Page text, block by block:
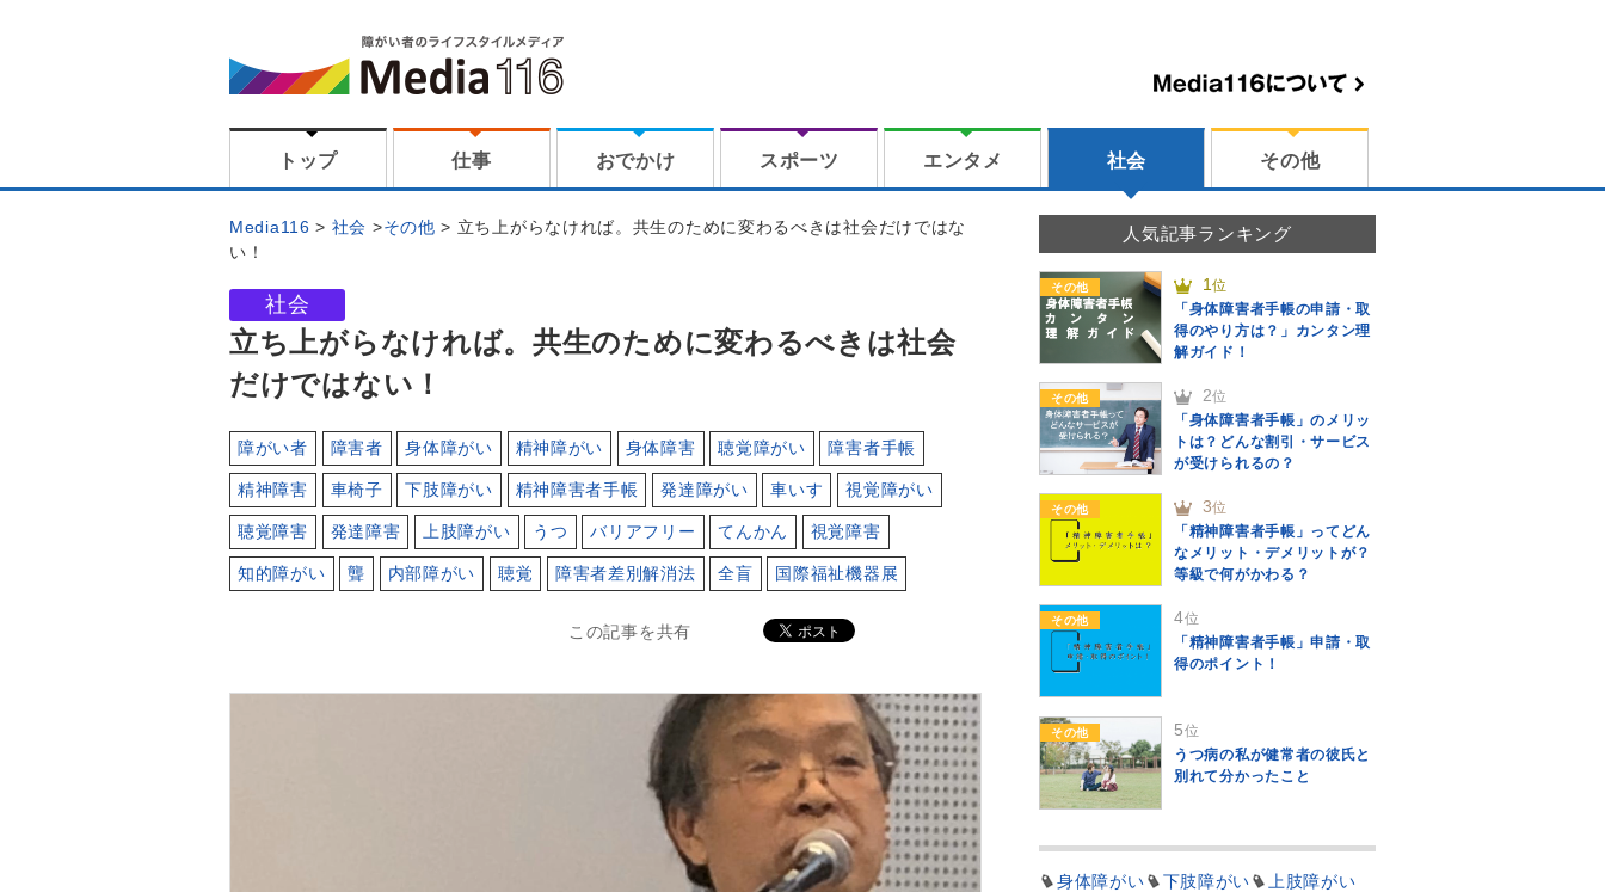
トップ 仕事 おでかけ スポーツ エンタメ 社会 その他
Media116 社会 その他
立ち上がらなければ。共生のために変わるべきは社会だけではな
い！
社会
立ち上がらなければ。共生のために変わるべきは社会
だけではない！
障がい者 障害者 身体障がい 精神障がい 身体障害 聴覚障がい 障害者手帳
精神障害 車椅子 下肢障がい 精神障害者手帳 発達障がい 車いす 視覚障がい
聴覚障害 発達障害 上肢障がい うつ バリアフリー てんかん 視覚障害
知的障がい 聾 内部障がい 聴覚 障害者差別解消法 全盲 国際福祉機器展
この記事を共有
人気記事ランキング
その他 1位
「身体障害者手帳の申請・取
得のやり方は？」カンタン理
解ガイド！
その他 2位
「身体障害者手帳」のメリッ
トは？どんな割引・サービス
が受けられるの？
その他 3位
「精神障害者手帳」ってどん
なメリット・デメリットが？
等級で何がかわる？
その他 4位
「精神障害者手帳」申請・取
得のポイント！
その他 5位
うつ病の私が健常者の彼氏と
別れて分かったこと
身体障がい 下肢障がい
上肢障がい